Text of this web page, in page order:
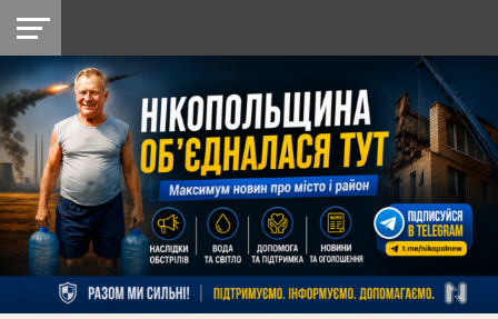
НІКОПОЛЬ
РАЙОН
СІЧЕСЛАВСЬКА
УКРАЇНА
РЕТРО
НІКОПОЛЬ
ЛАЙТ
УКРАЇНА
ДОПОМОГА
РАДІО